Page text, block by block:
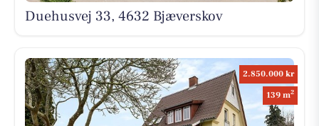
Duehusvej 33, 4632 Bjæverskov
2.850.000 kr
139 m2